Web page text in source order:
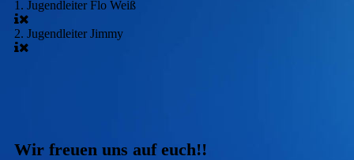
1. Jugendleiter Flo Weiß
2. Jugendleiter Jimmy
Wir freuen uns auf euch!!